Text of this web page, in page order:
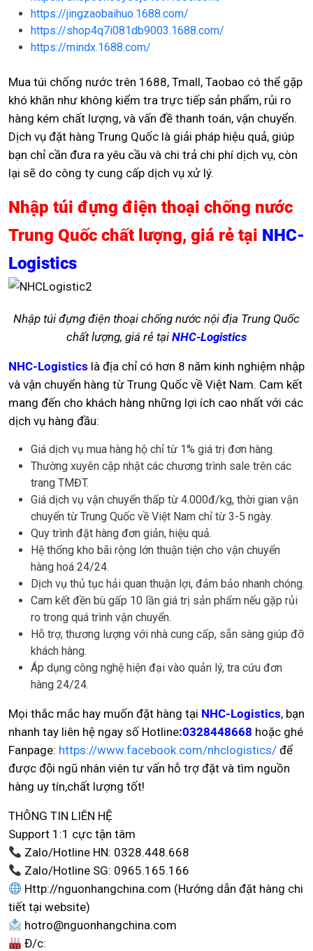
https://jingzaobaihuo.1688.com/
https://shop4q7i081db9003.1688.com/
https://mindx.1688.com/
Mua túi chống nước trên 1688, Tmall, Taobao có thể gặp
khó khăn như không kiểm tra trực tiếp sản phẩm, rủi ro
hàng kém chất lượng, và vấn đề thanh toán, vận chuyển.
Dịch vụ đặt hàng Trung Quốc là giải pháp hiệu quả, giúp
bạn chỉ cần đưa ra yêu cầu và chi trả chi phí dịch vụ, còn
lại sẽ do công ty cung cấp dịch vụ xử lý.
Nhập túi đựng điện thoại chống nước
Trung Quốc chất lượng, giá rẻ tại NHC-
Logistics
Nhập túi đựng điện thoại chống nước nội địa Trung Quốc
chất lượng, giá rẻ tại NHC-Logistics
NHC-Logistics là địa chỉ có hơn 8 năm kinh nghiệm nhập
và vận chuyển hàng từ Trung Quốc về Việt Nam. Cam kết
mang đến cho khách hàng những lợi ích cao nhất với các
dịch vụ hàng đầu:
Giá dịch vụ mua hàng hộ chỉ từ 1% giá trị đơn hàng.
Thường xuyên cập nhật các chương trình sale trên các
trang TMĐT.
Giá dịch vụ vận chuyển thấp từ 4.000đ/kg, thời gian vận
chuyển từ Trung Quốc về Việt Nam chỉ từ 3-5 ngày.
Quy trình đặt hàng đơn giản, hiệu quả.
Hệ thống kho bãi rộng lớn thuận tiện cho vận chuyển
hàng hoá 24/24.
Dịch vụ thủ tục hải quan thuận lợi, đảm bảo nhanh chóng.
Cam kết đền bù gấp 10 lần giá trị sản phẩm nếu gặp rủi
ro trong quá trình vận chuyển.
Hỗ trợ, thương lượng với nhà cung cấp, sẵn sàng giúp đỡ
khách hàng.
Áp dụng công nghệ hiện đại vào quản lý, tra cứu đơn
hàng 24/24.
Mọi thắc mắc hay muốn đặt hàng tại NHC-Logistics, bạn
nhanh tay liên hệ ngay số Hotline:0328448668 hoặc ghé
Fanpage: https://www.facebook.com/nhclogistics/ để
được đội ngũ nhân viên tư vấn hỗ trợ đặt và tìm nguồn
hàng uy tín,chất lượng tốt!
THÔNG TIN LIÊN HỆ
Support 1:1 cực tận tâm
Zalo/Hotline HN: 0328.448.668
Zalo/Hotline SG: 0965.165.166
Http://nguonhangchina.com (Hướng dẫn đặt hàng chi
tiết tại website)
hotro@nguonhangchina.com
Đ/c: